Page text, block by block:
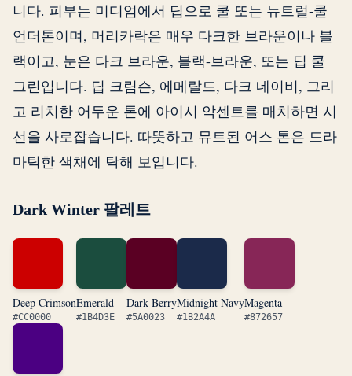
니다. 피부는 미디엄에서 딥으로 쿨 또는 뉴트럴-쿨
언더톤이며, 머리카락은 매우 다크한 브라운이나 블
랙이고, 눈은 다크 브라운, 블랙-브라운, 또는 딥 쿨
그린입니다. 딥 크림슨, 에메랄드, 다크 네이비, 그리
고 리치한 어두운 톤에 아이시 악센트를 매치하면 시
선을 사로잡습니다. 따뜻하고 뮤트된 어스 톤은 드라
마틱한 색채에 탁해 보입니다.
Dark Winter 팔레트
Deep Crimson
#CC0000
Emerald
#1B4D3E
Dark Berry
#5A0023
Midnight Navy
#1B2A4A
Magenta
#872657